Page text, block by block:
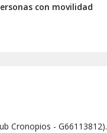
con movilidad
Cronopios - G66113812).